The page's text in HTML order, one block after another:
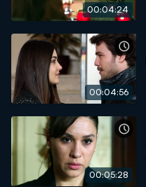
00:04:24
00:04:56
00:05:28